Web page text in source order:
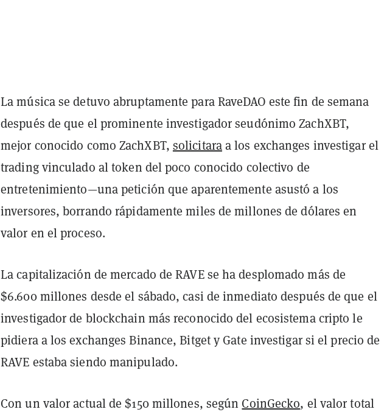
La música se detuvo abruptamente para RaveDAO este fin de semana
después de que el prominente investigador seudónimo ZachXBT,
mejor conocido como ZachXBT, solicitaraa los exchanges investigar el
trading vinculado al token del poco conocido colectivo de
entretenimiento—una petición que aparentemente asustó a los
inversores, borrando rápidamente miles de millones de dólares en
valor en el proceso.
La capitalización de mercado de RAVE se ha desplomado más de
$6.600 millones desde el sábado, casi de inmediato después de que el
investigador de blockchain más reconocido del ecosistema cripto le
pidiera a los exchanges Binance, Bitget y Gate investigar si el precio de
RAVE estaba siendo manipulado.
Con un valor actual de $150 millones, según CoinGecko, el valor total